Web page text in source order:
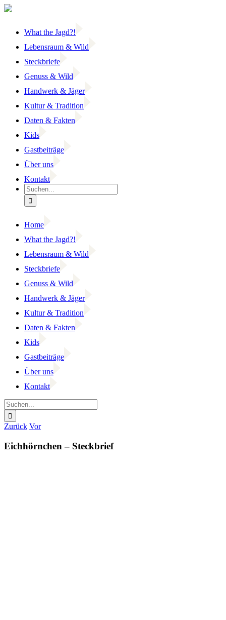
Zum
What the Jagd?!
Lebensraum & Wild
Steckbriefe
Genuss & Wild
Handwerk & Jäger
Kultur & Tradition
Daten & Fakten
Kids
Gastbeiträge
Über uns
Kontakt
Suche
nach:
Home
What the Jagd?!
Lebensraum & Wild
Steckbriefe
Genuss & Wild
Handwerk & Jäger
Kultur & Tradition
Daten & Fakten
Kids
Gastbeiträge
Über uns
Kontakt
Suche
nach:
Facebook
YouTube
Instagram
Zurück Vor
Eichhörnchen – Steckbrief